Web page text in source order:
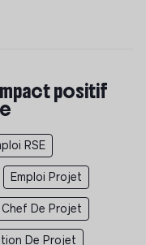
positif
RSE
Emploi Projet
De Projet
De Projet